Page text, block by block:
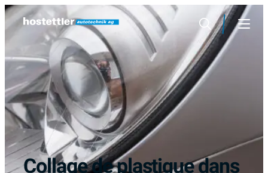
Sauter
au
contenu
Rechercher
Collage de plastique dans